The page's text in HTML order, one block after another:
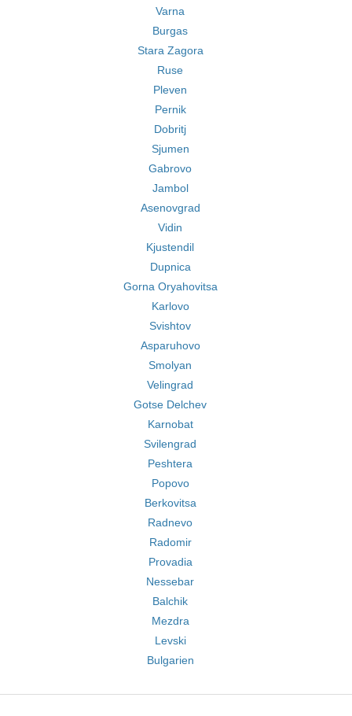
Varna
Burgas
Stara Zagora
Ruse
Pleven
Pernik
Dobritj
Sjumen
Gabrovo
Jambol
Asenovgrad
Vidin
Kjustendil
Dupnica
Gorna Oryahovitsa
Karlovo
Svishtov
Asparuhovo
Smolyan
Velingrad
Gotse Delchev
Karnobat
Svilengrad
Peshtera
Popovo
Berkovitsa
Radnevo
Radomir
Provadia
Nessebar
Balchik
Mezdra
Levski
Bulgarien